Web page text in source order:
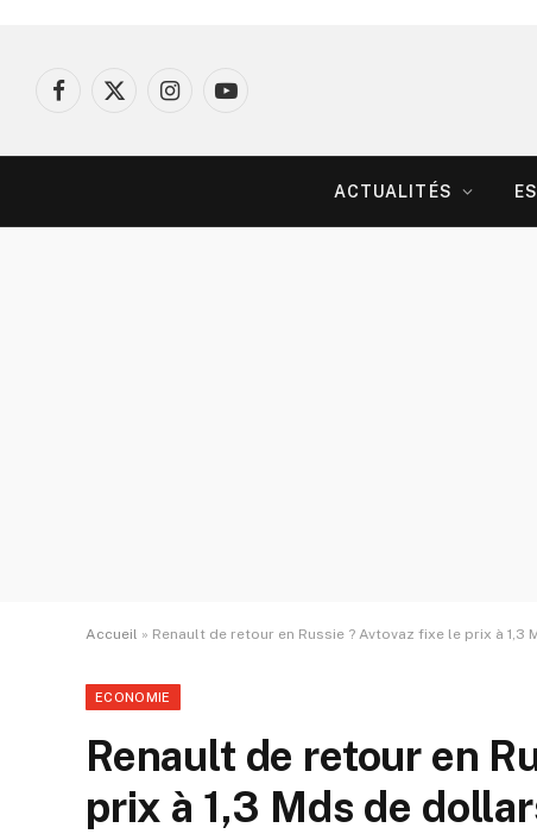
Facebook
X
InstagramYouTube
ACTUALITÉS
Accueil » Renault de retour en Russie ? Avtovaz fixe le prix à 1,3
ECONOMIE
Renault de retour en
prix à 1,3 Mds de